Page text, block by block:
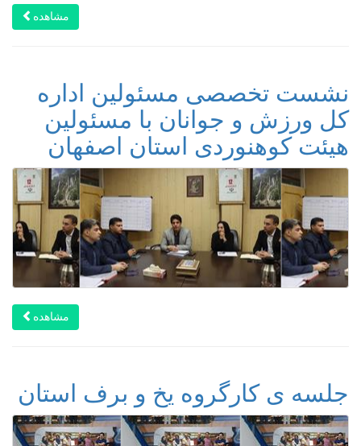
مشاهده
نشست تخصصی مسئولین اداره
کل ورزش و جوانان با مسئولین
هیئت کوهنوردی استان اصفهان
مشاهده
جلسه ی کارگروه یخ و برف استان